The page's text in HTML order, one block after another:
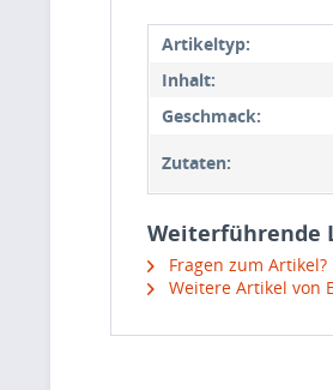
Artikeltyp:
Inhalt:
Geschmack:
Zutaten:
Weiterführende
Fragen zum Artikel?
Weitere Artikel von